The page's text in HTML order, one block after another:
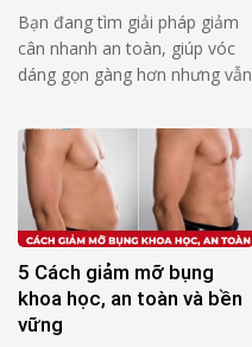
Bạn đang tìm giải pháp giảm
cân nhanh an toàn, giúp vóc
dáng gọn gàng hơn nhưng vẫn
không ít người đã thử nhiều
cách khác nhau nhưng kết quả
không duy trì được lâu, thậm
chí còn mệt mỏi và tăng cân
trở lại. Bài viết này sẽ …
5 Cách giảm mỡ bụng
khoa học, an toàn và bền
vững